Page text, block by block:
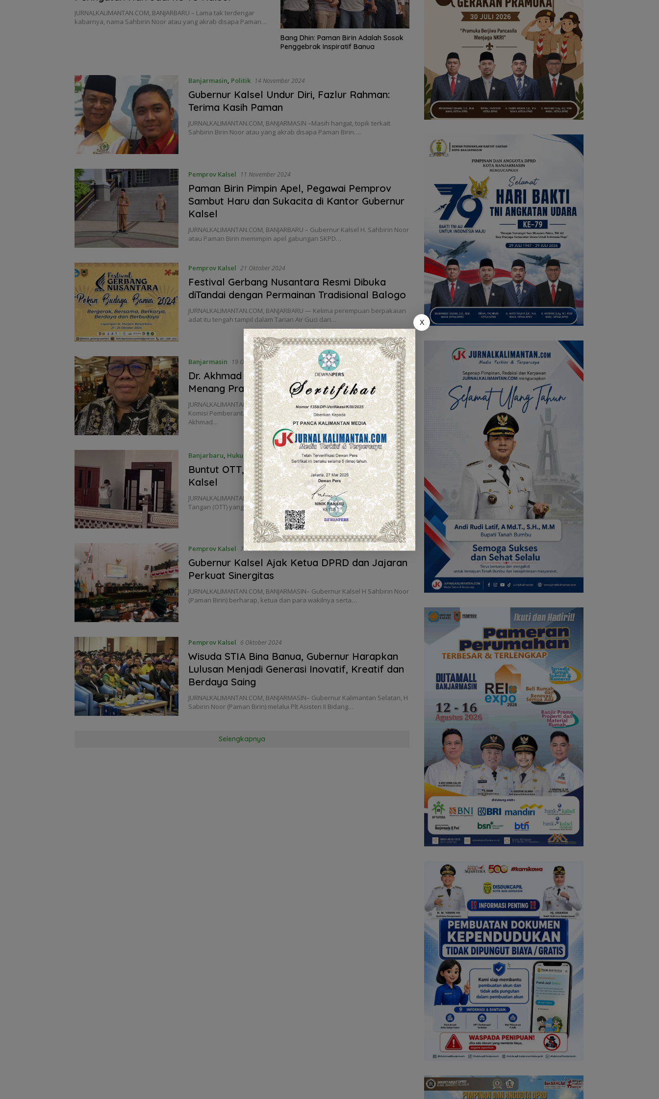
JURNALKALIMANTAN.COM, BANJARBARU – Lama tak terdengar
kabarnya, nama Sahbirin Noor atau yang akrab disapa Paman…
Bang Dhin: Paman Birin Adalah Sosok
Penggebrak Inspiratif Banua
Banjarmasin Politik 14 November 2024
Gubernur Kalsel Undur Diri, Fazlur Rahman:
Terima Kasih Paman
JURNALKALIMANTAN.COM, BANJARMASIN –Masih hangat, topik terkait
Sahbirin Birin Noor atau yang akrab disapa Paman Birin….
Pemprov Kalsel 11 November 2024
Paman Birin Pimpin Apel, Pegawai Pemprov
Sambut Haru dan Sukacita di Kantor Gubernur
Kalsel
JURNALKALIMANTAN.COM, BANJARBARU – Gubernur Kalsel H. Sahbirin Noor
atau Paman Birin memimpin apel gabungan SKPD…
Pemprov Kalsel 21 Oktober 2024
Festival Gerbang Nusantara Resmi Dibuka
diTandai dengan Permainan Tradisional Balogo
JURNALKALIMANTAN.COM, BANJARBARU — Kelima perempuan berpakaian
adat itu tengah tampil dalam Tarian Air Guci dari…
Banjarmasin 19 Oktober 2024
Dr. Akhmad Murjani : Prediksi Paman Birin Bisa
Menang Praperadilan KPK
JURNALKALIMANTAN.COM, BANJARMASIN – Profesionalisme dan nyali
Komisi Pemberantasan Korupsi menurut pemerhati kebijakan publik Dr.
Akhmad…
Banjarbaru Hukum & Peristiwa 8 Oktober 2024
Buntut OTT, KPK Periksa Kantor Gubernur
Kalsel
JURNALKALIMANTAN.COM, BANJARBARU – Setelah Operasi Tangkap
Tangan (OTT) yang dilakukan oleh Komisi Pemberantasan Korupsi (KPK)…
Pemprov Kalsel 7 Oktober 2024
Gubernur Kalsel Ajak Ketua DPRD dan Jajaran
Perkuat Sinergitas
JURNALKALIMANTAN.COM, BANJARMASIN– Gubernur Kalsel H Sahbirin Noor
(Paman Birin) berharap, ketua dan para wakilnya serta…
Pemprov Kalsel 6 Oktober 2024
Wisuda STIA Bina Banua, Gubernur Harapkan
Lulusan Menjadi Generasi Inovatif, Kreatif dan
Berdaya Saing
JURNALKALIMANTAN.COM, BANJARMASIN– Gubernur Kalimantan Selatan, H
Sabirin Noor (Paman Birin) melalui Plt Asisten II Bidang…
Selengkapnya
X